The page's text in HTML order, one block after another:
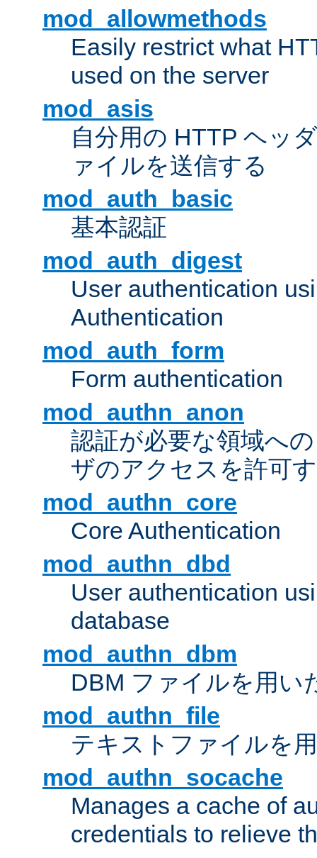
mod_allowmethods
Easily restrict what
used on the server
mod_asis
自分用の HTTP ヘッ
ァイルを送信する
mod_auth_basic
基本認証
mod_auth_digest
User authentication
Authentication
mod_auth_form
Form authentication
mod_authn_anon
認証が必要な領域へ
ザのアクセスを許可
mod_authn_core
Core Authentication
mod_authn_dbd
User authentication
database
mod_authn_dbm
DBM ファイルを用い
mod_authn_file
テキストファイルを
mod_authn_socache
Manages a cache of
credentials to relieve